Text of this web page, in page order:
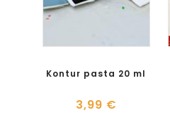
Kontur pasta 20 ml
3,99 €